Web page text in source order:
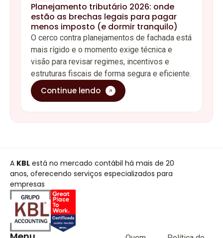
Planejamento tributário 2026: onde
estão as brechas legais para pagar
menos imposto (e dormir tranquilo)
O cerco contra planejamentos de fachada está
mais rígido e o momento exige técnica e
visão para revisar regimes, incentivos e
estruturas fiscais de forma segura e eficiente.
Continue lendo
A KBL está no mercado contábil há mais de 20
anos, oferecendo serviços especializados para
empresas